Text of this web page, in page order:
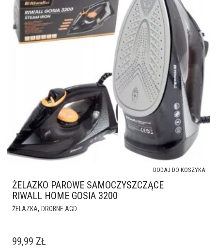
ŻELAZKO PAROWE SAMOCZYSZCZĄCE
RIWALL HOME GOSIA 3200
ŻELAZKA, DROBNE AGD
DODAJ DO KOSZYKA
99,99 ZŁ